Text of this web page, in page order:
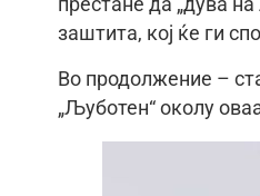
престане да „дува
заштита, кој ќе ги
Во продолжение –
„Љуботен“ околу